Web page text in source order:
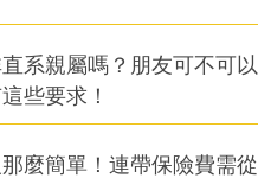
系親屬嗎？朋友可不可
些要求！
麼簡單！連帶保險費需